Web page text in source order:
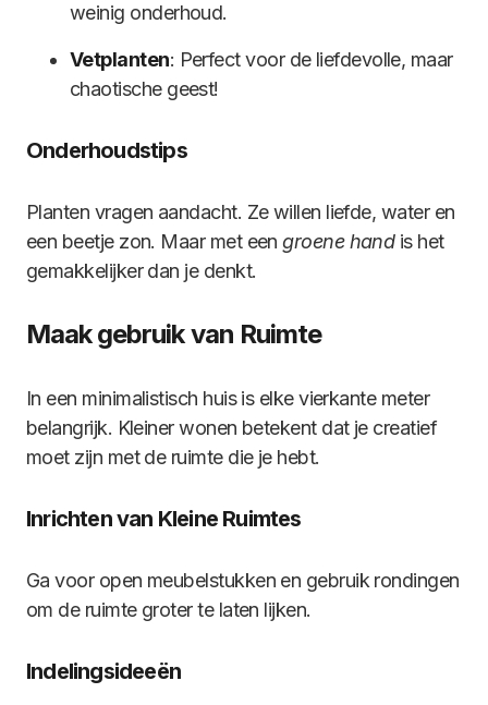
weinig onderhoud.
Vetplanten: Perfect voor de liefdevolle, maar
chaotische geest!
Onderhoudstips
Planten vragen aandacht. Ze willen liefde, water en
een beetje zon. Maar met eengroene handis het
gemakkelijker dan je denkt.
Maak gebruik van Ruimte
In een minimalistisch huis is elke vierkante meter
belangrijk. Kleiner wonen betekent dat je creatief
moet zijn met de ruimte die je hebt.
Inrichten van Kleine Ruimtes
Ga voor open meubelstukken en gebruik rondingen
om de ruimte groter te laten lijken.
Indelingsideeën